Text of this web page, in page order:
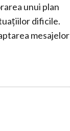
unui plan
dificile.
mesajelor